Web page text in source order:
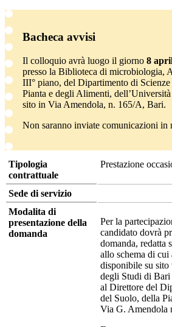
Bacheca avvisi
Il colloquio avrà luogo il giorno 8
presso la Biblioteca di microbiologia,
III° piano, del Dipartimento di
Pianta e degli Alimenti,
sito in Via Amendola, n. 165/A, Bari.
Non saranno inviate comunicazioni in
Tipologia
contrattuale
Prestazione
Sede di servizio
Modalita di
presentazione della
domanda
Per la
candidato dovrà
domanda, redatta
allo schema di cui
disponibile su sito
degli Studi di
al Direttore del
del Suolo, della
Via G. Amendola